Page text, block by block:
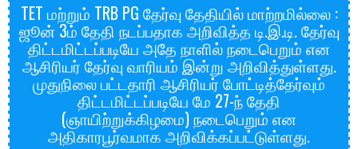
TET மற்றும் TRB PG தேர்வு தேதியில் மாற்றமில்லை :
ஜூன் 3ம் தேதி நடப்பதாக அறிவித்த டி.இ.டி. தேர்வு
திட்டமிட்டப்படியே அதே நாளில் நடைபெறும் என
ஆசிரியர் தேர்வு வாரியம் இன்று அறிவித்துள்ளது.
முதுநிலை பட்டதாரி ஆசிரியர் போட்டித்தேர்வும்
திட்டமிட்டப்படியே மே 27-ந் தேதி
(ஞாயிற்றுக்கிழமை) நடைபெறும் என
அதிகாரபூர்வமாக அறிவிக்கப்பட்டுள்ளது.